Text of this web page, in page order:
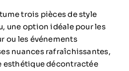
trois pièces de style
une option idéale pour les
ou les événements
nuances rafraîchissantes,
esthétique décontractée